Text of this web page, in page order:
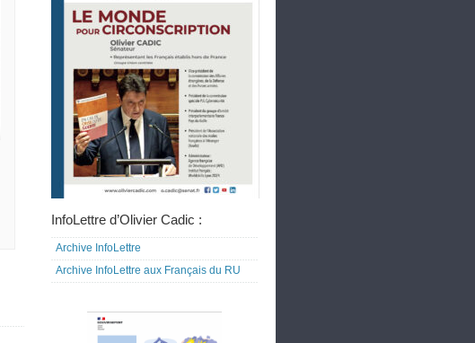
InfoLettre d’Olivier Cadic :
Archive InfoLettre
Archive InfoLettre aux Français du RU